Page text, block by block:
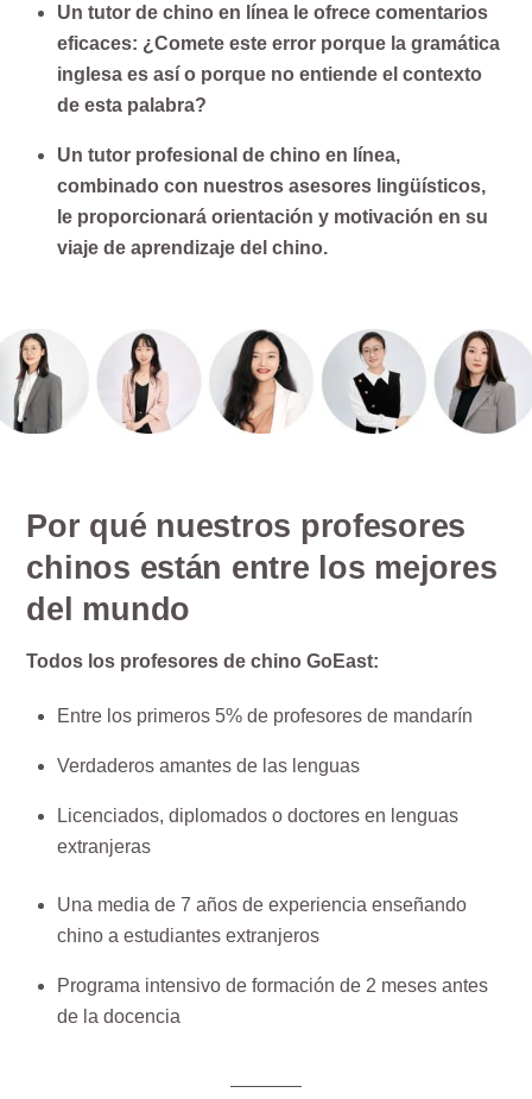
Un tutor de chino en línea le ofrece comentarios
eficaces: ¿Comete este error porque la gramática
inglesa es así o porque no entiende el contexto
de esta palabra?
Un tutor profesional de chino en línea,
combinado con nuestros asesores lingüísticos,
le proporcionará orientación y motivación en su
viaje de aprendizaje del chino.
Por qué nuestros profesores
chinos están entre los mejores
del mundo
Todos los profesores de chino GoEast:
Entre los primeros 5% de profesores de mandarín
Verdaderos amantes de las lenguas
Licenciados, diplomados o doctores en lenguas
extranjeras
Una media de 7 años de experiencia enseñando
chino a estudiantes extranjeros
Programa intensivo de formación de 2 meses antes
de la docencia